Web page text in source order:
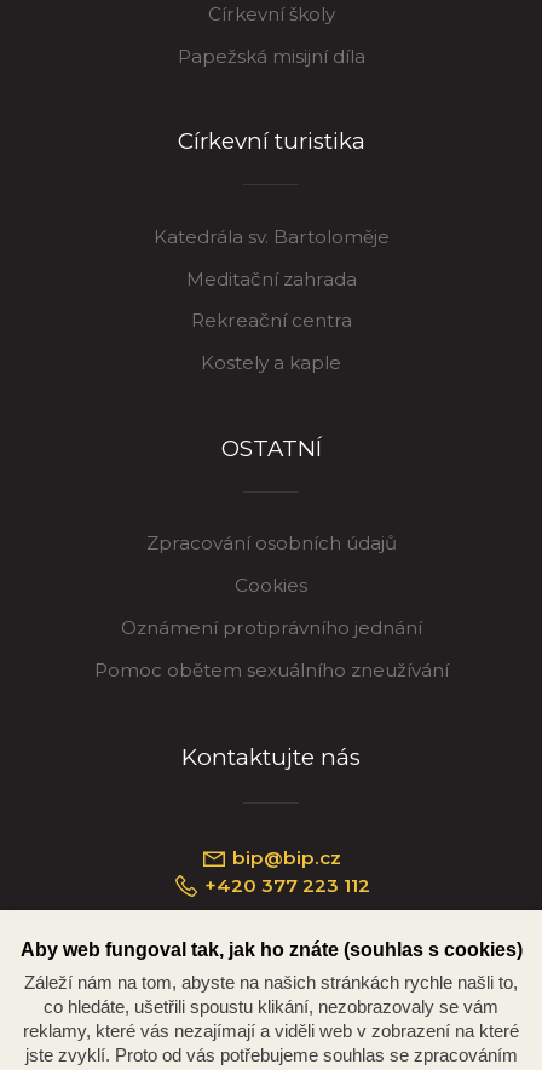
Církevní školy
Papežská misijní díla
Církevní turistika
Katedrála sv. Bartoloměje
Meditační zahrada
Rekreační centra
Kostely a kaple
OSTATNÍ
Zpracování osobních údajů
Cookies
Oznámení protiprávního jednání
Pomoc obětem sexuálního zneužívání
Kontaktujte nás
bip@bip.cz
+420 377 223 112
Náměstí Republiky 234/35, 301 00 Plzeň
Aby web fungoval tak, jak ho znáte (souhlas s cookies)
Záleží nám na tom, abyste na našich stránkách rychle našli to,
co hledáte, ušetřili spoustu klikání, nezobrazovaly se vám
reklamy, které vás nezajímají a viděli web v zobrazení na které
jste zvyklí. Proto od vás potřebujeme souhlas se zpracováním